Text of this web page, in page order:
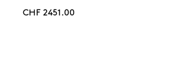
CHF 2451.00